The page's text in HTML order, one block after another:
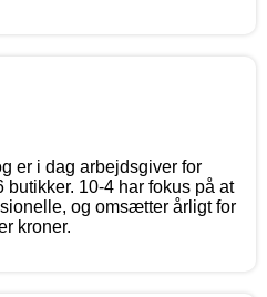
er i dag arbejdsgiver for
10-4 har fokus på at
og omsætter årligt for
kroner.